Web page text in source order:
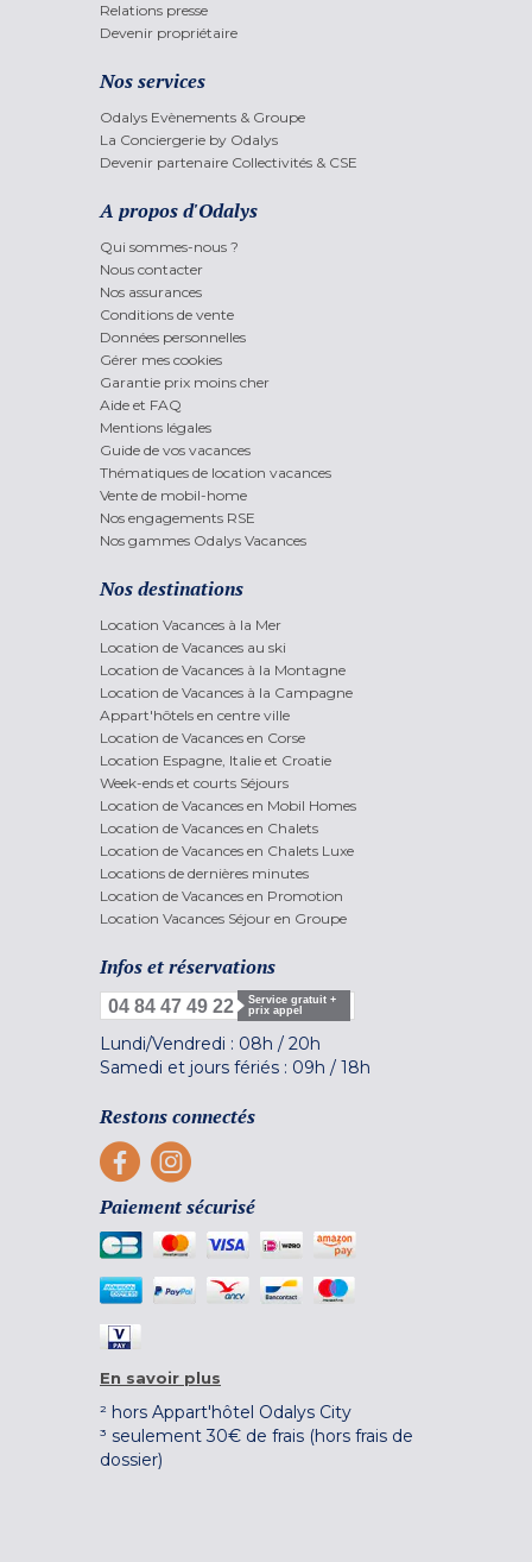
Relations presse
Devenir propriétaire
Nos services
Odalys Evènements & Groupe
La Conciergerie by Odalys
Devenir partenaire Collectivités & CSE
A propos d'Odalys
Qui sommes-nous ?
Nous contacter
Nos assurances
Conditions de vente
Données personnelles
Gérer mes cookies
Garantie prix moins cher
Aide et FAQ
Mentions légales
Guide de vos vacances
Thématiques de location vacances
Vente de mobil-home
Nos engagements RSE
Nos gammes Odalys Vacances
Nos destinations
Location Vacances à la Mer
Location de Vacances au ski
Location de Vacances à la Montagne
Location de Vacances à la Campagne
Appart'hôtels en centre ville
Location de Vacances en Corse
Location Espagne, Italie et Croatie
Week-ends et courts Séjours
Location de Vacances en Mobil Homes
Location de Vacances en Chalets
Location de Vacances en Chalets Luxe
Locations de dernières minutes
Location de Vacances en Promotion
Location Vacances Séjour en Groupe
Infos et réservations
04 84 47 49 22
Service gratuit +
prix appel
Lundi/Vendredi : 08h / 20h
Samedi et jours fériés : 09h / 18h
Restons connectés
Paiement sécurisé
En savoir plus
² hors Appart'hôtel Odalys City
³ seulement 30€ de frais (hors frais de
dossier)